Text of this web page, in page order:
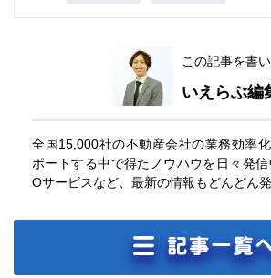
この記事を書
いえらぶ編
全国15,000社の不動産会社の業務効率
ポートする中で得たノウハウを日々発
Oサービスなど、最新の情報もどんどん